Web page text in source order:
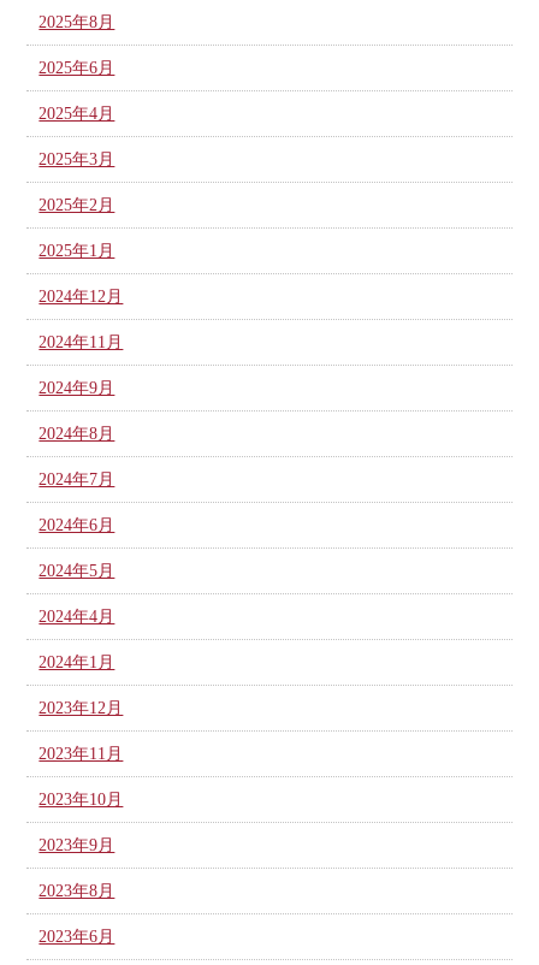
2025年8月
2025年6月
2025年4月
2025年3月
2025年2月
2025年1月
2024年12月
2024年11月
2024年9月
2024年8月
2024年7月
2024年6月
2024年5月
2024年4月
2024年1月
2023年12月
2023年11月
2023年10月
2023年9月
2023年8月
2023年6月